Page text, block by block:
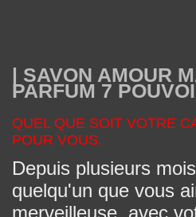
| SAVON AMOUR
PARFUM 7
QUEL QUE SOIT VOTRE
POUR VOUS.
Depuis plusieurs
quelqu'un que vous
merveilleuse, avec